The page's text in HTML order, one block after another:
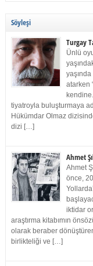
Söyleşi
Turgay
Ünlü
atarken
tiyatroyla buluşturmaya
Hükümdar Olmaz
dizi […]
Ahmet
Ahmet
önce,
iktidar
araştırma kitabımın
olarak beraber
birlikteliği ve […]